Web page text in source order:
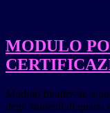
MODULO
Modulo finalizzato a
degli studenti di quarta